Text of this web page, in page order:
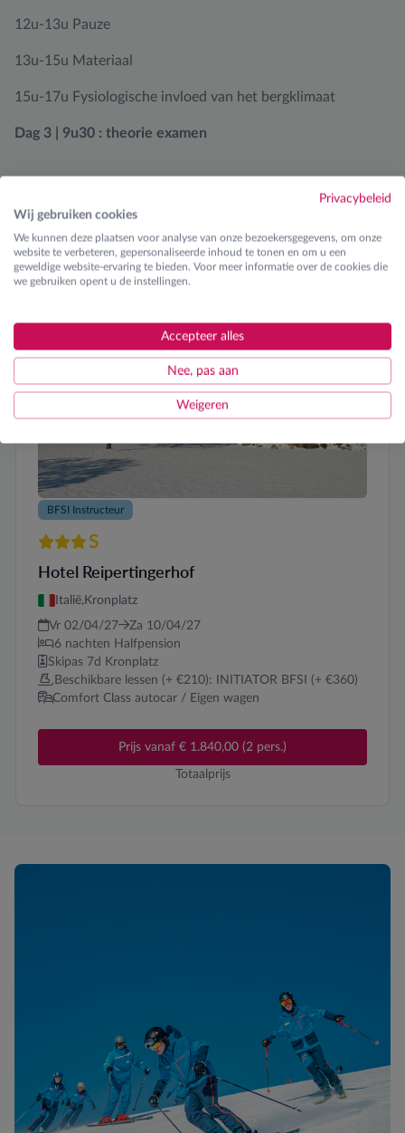
Privacybeleid
Wij gebruiken cookies
We kunnen deze plaatsen voor analyse van onze bezoekersgegevens, om onze
website te verbeteren, gepersonaliseerde inhoud te tonen en om u een
geweldige website-ervaring te bieden. Voor meer informatie over de cookies die
we gebruiken opent u de instellingen.
Accepteer alles
Nee, pas aan
Weigeren
12u-13u Pauze
13u-15u Materiaal
15u-17u Fysiologische invloed van het bergklimaat
Dag 3 | 9u30 : theorie examen
Beschikbare reizen
BFSI Instructeur
3 sterren Superior
S
Hotel Reipertingerhof
Italië,Kronplatz
Vr 02/04/27
Za 10/04/27
6 nachten Halfpension
Skipas 7d Kronplatz
Beschikbare lessen (+ €210): INITIATOR BFSI (+ €360)
Comfort Class autocar / Eigen wagen
Prijs vanaf € 1.840,00 (2 pers.)
Totaalprijs